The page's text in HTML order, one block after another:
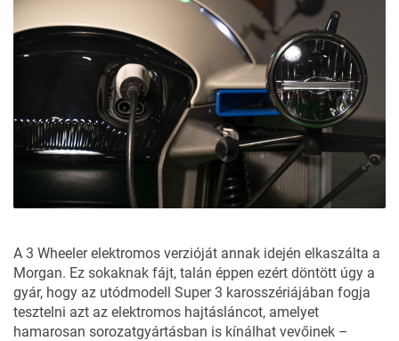
A 3 Wheeler elektromos verzióját annak idején elkaszálta a
Morgan. Ez sokaknak fájt, talán éppen ezért döntött úgy a
gyár, hogy az utódmodell Super 3 karosszériájában fogja
tesztelni azt az elektromos hajtásláncot, amelyet
hamarosan sorozatgyártásban is kínálhat vevőinek –